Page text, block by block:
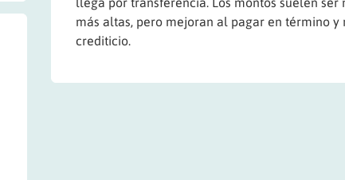
más altas, pero mejoran al pagar en término
crediticio.